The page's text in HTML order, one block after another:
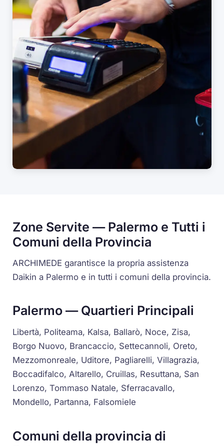
Zone Servite — Palermo e Tutti i
Comuni della Provincia
ARCHIMEDE garantisce la propria assistenza
Daikin a Palermo e in tutti i comuni della provincia.
Palermo — Quartieri Principali
Libertà, Politeama, Kalsa, Ballarò, Noce, Zisa,
Borgo Nuovo, Brancaccio, Settecannoli, Oreto,
Mezzomonreale, Uditore, Pagliarelli, Villagrazia,
Boccadifalco, Altarello, Cruillas, Resuttana, San
Lorenzo, Tommaso Natale, Sferracavallo,
Mondello, Partanna, Falsomiele
Comuni della provincia di